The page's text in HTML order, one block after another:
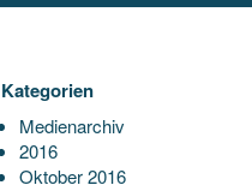
Kategorien
Medienarchiv
2016
Oktober 2016